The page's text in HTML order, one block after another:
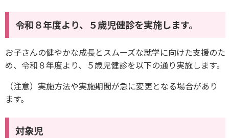
令和８年度より、５歳児健診を実施します。
お子さんの健やかな成長とスムーズな就学に向けた支援のた
め、令和８年度より、５歳児健診を以下の通り実施します。
（注意）実施方法や実施期間が急に変更となる場合があり
ます。
対象児